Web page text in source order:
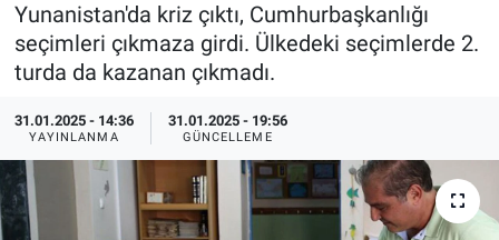
Yunanistan'da kriz çıktı, Cumhurbaşkanlığı
seçimleri çıkmaza girdi. Ülkedeki seçimlerde 2.
turda da kazanan çıkmadı.
31.01.2025 - 14:36
YAYINLANMA
31.01.2025 - 19:56
GÜNCELLEME
Trend
Yazarlar
Ekonomi
Medya
Özel Haberler
Son Dakika Haberleri